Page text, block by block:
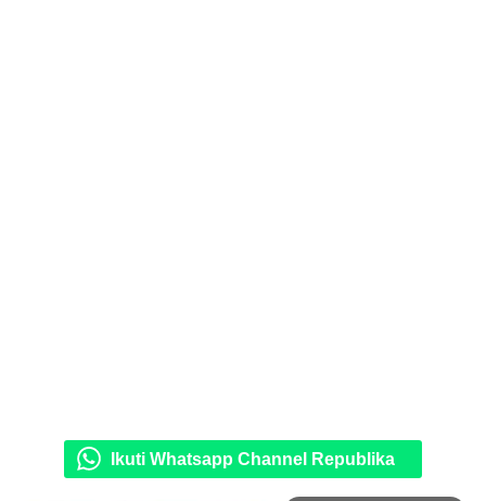
Ikuti Whatsapp Channel Republika